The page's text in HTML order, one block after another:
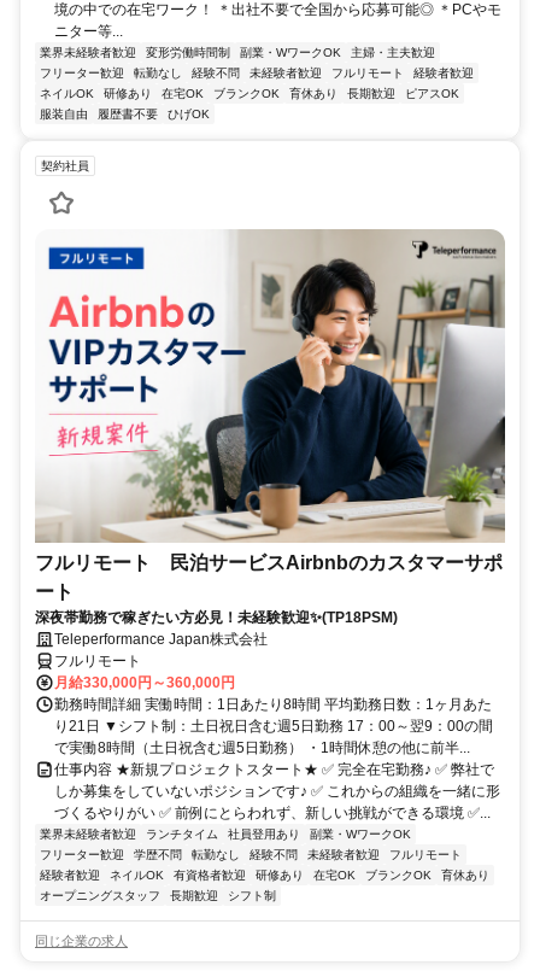
境の中での在宅ワーク！ ＊出社不要で全国から応募可能◎ ＊PCやモ
ニター等...
業界未経験者歓迎 変形労働時間制 副業・WワークOK
主婦・主夫歓迎
フリーター歓迎
転勤なし 経験不問 未経験者歓迎 フルリモート
経験者歓迎
ネイルOK
研修あり 在宅OK ブランクOK 育休あり 長期歓迎
ピアスOK
服装自由
履歴書不要 ひげOK
契約社員
フルリモート 民泊サービスAirbnbのカスタマーサポ
ート
深夜帯勤務で稼ぎたい方必見！未経験歓迎✨(TP18PSM)
Teleperformance Japan株式会社
フルリモート
月給330,000円～360,000円
勤務時間詳細 実働時間：1日あたり8時間 平均勤務日数：1ヶ月あた
り21日 ▼シフト制：土日祝日含む週5日勤務 17：00～翌9：00の間
で実働8時間（土日祝含む週5日勤務） ・1時間休憩の他に前半...
仕事内容 ★新規プロジェクトスタート★ ✅ 完全在宅勤務♪ ✅ 弊社で
しか募集をしていないポジションです♪ ✅ これからの組織を一緒に形
づくるやりがい ✅ 前例にとらわれず、新しい挑戦ができる環境 ✅...
業界未経験者歓迎 ランチタイム 社員登用あり
副業・WワークOK
フリーター歓迎
学歴不問 転勤なし 経験不問 未経験者歓迎
フルリモート
経験者歓迎
ネイルOK 有資格者歓迎 研修あり 在宅OK ブランクOK
育休あり
オープニングスタッフ
長期歓迎 シフト制
同じ企業の求人